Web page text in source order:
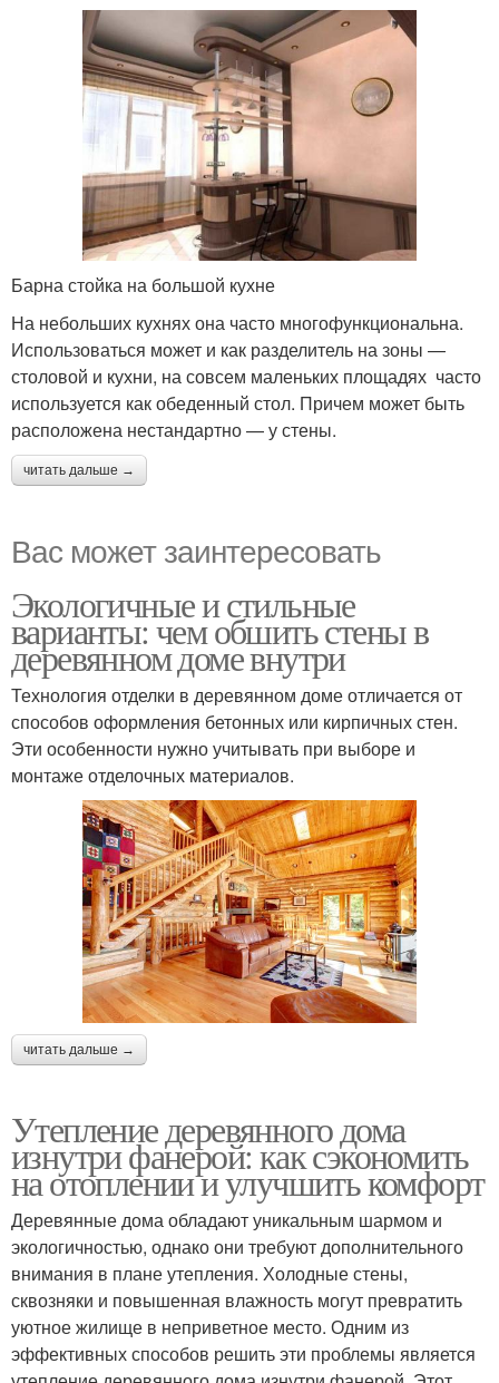
Барна стойка на большой кухне
На небольших кухнях она часто многофункциональна.
Использоваться может и как разделитель на зоны —
столовой и кухни, на совсем маленьких площадях часто
используется как обеденный стол. Причем может быть
расположена нестандартно — у стены.
читать дальше →
Вас может заинтересовать
Экологичные и стильные
варианты: чем обшить стены в
деревянном доме внутри
Технология отделки в деревянном доме отличается от
способов оформления бетонных или кирпичных стен.
Эти особенности нужно учитывать при выборе и
монтаже отделочных материалов.
читать дальше →
Утепление деревянного дома
изнутри фанерой: как сэкономить
на отоплении и улучшить комфорт
Деревянные дома обладают уникальным шармом и
экологичностью, однако они требуют дополнительного
внимания в плане утепления. Холодные стены,
сквозняки и повышенная влажность могут превратить
уютное жилище в неприветное место. Одним из
эффективных способов решить эти проблемы является